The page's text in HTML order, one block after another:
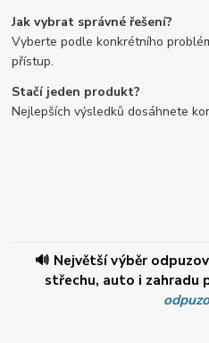
Jak vybrat správné řešení?
Vyberte podle konkrétního
přístup.
Stačí jeden produkt?
Nejlepších výsledků dosáhnete
🔊 Největší výběr
střechu, auto i zahradu